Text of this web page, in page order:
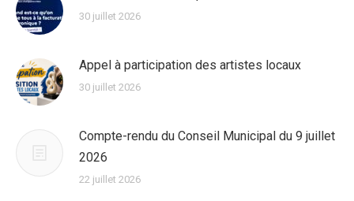
30 juillet 2026
Appel à participation des artistes locaux
30 juillet 2026
Compte-rendu du Conseil Municipal du 9 juillet
2026
22 juillet 2026